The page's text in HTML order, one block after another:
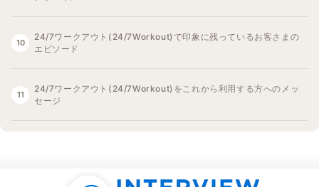
24/7ワークアウト(24/7Workout)で印象に残っているお客さまの
エピソード
24/7ワークアウト(24/7Workout)をこれから利用する方へのメッ
セージ